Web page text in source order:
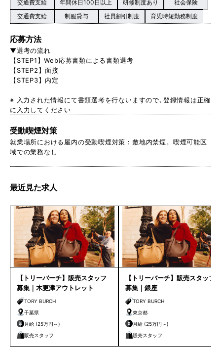
交通費支給 年間休日100日以上 研修制度あり
社会保険
交通費支給
制服貸与 社員割引制度 育児時短勤務制度
応募方法
▼選考の流れ
【STEP1】Web応募書類による書類選考
【STEP2】面接
【STEP3】内定
※ 入力された情報にて書類選考を行ないますので､登録情報は正確
に入力してください
受動喫煙対策
就業場所における屋内の受動喫煙対策：敷地内禁煙。喫煙可能区
域での業務なし
最近見た求人
【トリーバーチ】販売スタッフ
募集｜木更津アウトレット
TORY BURCH
千葉県
月給 (25万円～)
販売スタッフ
【トリーバーチ】販売スタッフ
募集｜銀座
TORY BURCH
東京都
月給 (25万円～)
販売スタッフ